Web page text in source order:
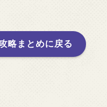
略まとめに戻る